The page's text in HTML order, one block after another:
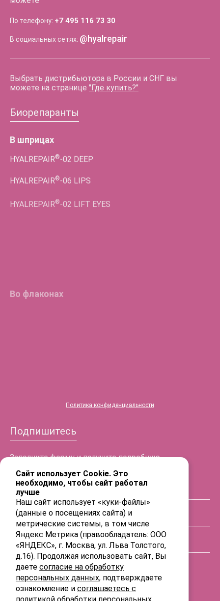
По телефону: +7 495 116 73 30
В социальных сетях: @hyalrepair
Выбрать дистрибьютора в России и СНГ вы
можете на странице "Где купить?"
Биорепаранты
В шприцах
HYALREPAIR®-02 DEEP
HYALREPAIR®-06 LIPS
HYALREPAIR -02 LIFT EYES
HYALREPAIR ®
Политика конфиденциальности
Подпишитесь
Заполните форму и получите подробную
информацию!
ФИО
Телефон
E-mail
Сайт использует Cookie. Это
необходимо, чтобы сайт работал
лучше
Наш сайт использует «куки-файлы»
(данные о посещениях сайта) и
метрические системы, в том числе
Яндекс Метрика (правообладатель: ООО
«ЯНДЕКС», г. Москва, ул. Льва Толстого,
д.16). Продолжая использовать сайт, Вы
даете согласие на обработку
персональных данных, подтверждаете
ознакомление и соглашаетесь с